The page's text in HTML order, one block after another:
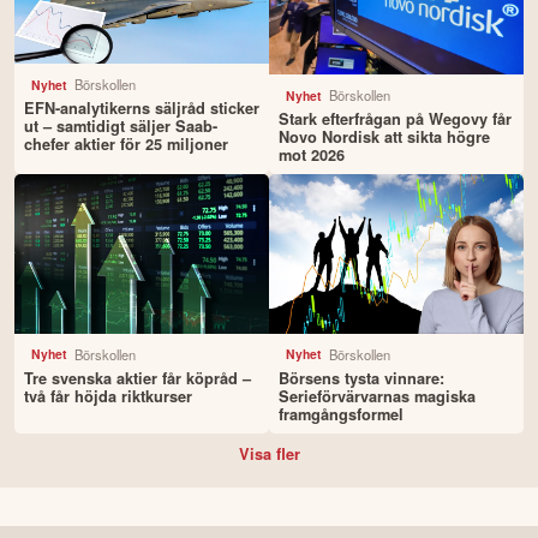
Nyhet Börskollen
EFN-analytikerns säljråd sticker
ut – samtidigt säljer Saab-
chefer aktier för 25 miljoner
Nyhet Börskollen
Stark efterfrågan på Wegovy får
Novo Nordisk att sikta högre
mot 2026
Nyhet Börskollen
Tre svenska aktier får köpråd –
två får höjda riktkurser
Nyhet Börskollen
Börsens tysta vinnare:
Serieförvärvarnas magiska
framgångsformel
Visa fler